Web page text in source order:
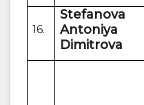
16.
Stefanova
Antoniya
Dimitrova